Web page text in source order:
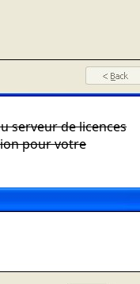
serveur de licences
pour votre